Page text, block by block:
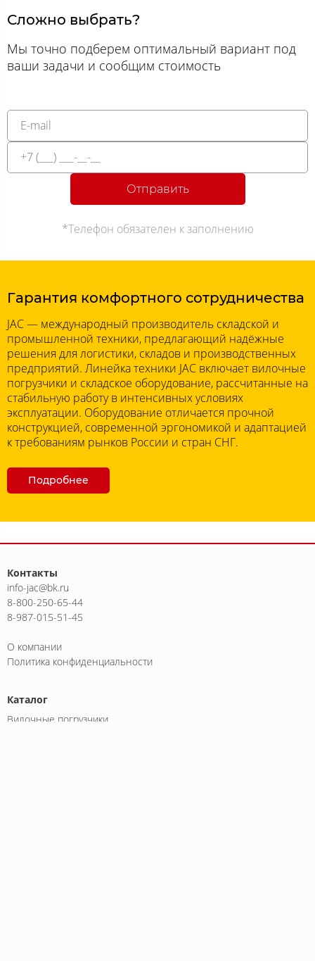
Сложно выбрать?
Мы точно подберем оптимальный вариант под
ваши задачи и сообщим стоимость
Отправить
*Телефон обязателен к заполнению
Гарантия комфортного сотрудничества
JAC — международный производитель складской и
промышленной техники, предлагающий надёжные
решения для логистики, складов и производственных
предприятий. Линейка техники JAC включает вилочные
погрузчики и складское оборудование, рассчитанные на
стабильную работу в интенсивных условиях
эксплуатации. Оборудование отличается прочной
конструкцией, современной эргономикой и адаптацией
к требованиям рынков России и стран СНГ.
Подробнее
Контакты
info-jac@bk.ru
8-800-250-65-44
8-987-015-51-45
О компании
Политика конфиденциальности
Каталог
Вилочные погрузчики